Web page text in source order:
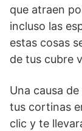
que atraen
incluso las
estas cosas
de tus cubre
Una causa
tus cortinas
clic y te